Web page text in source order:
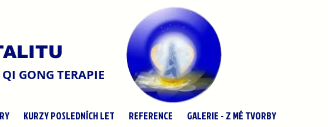
QI GONG TERAPIE
KURZY POSLEDNÍCH LET REFERENCE GALERIE - Z MÉ TVORBY